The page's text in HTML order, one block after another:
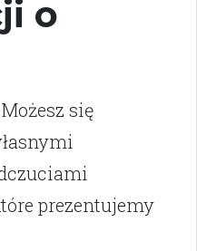
o
się
prezentujemy